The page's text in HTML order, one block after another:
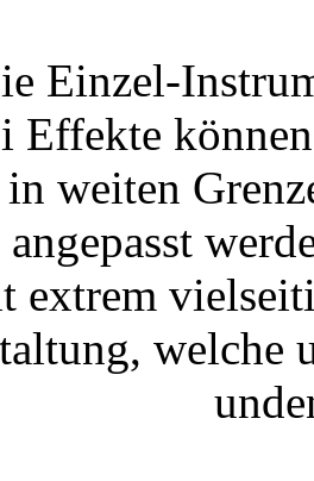
Einzel-
Effekte
in weiten
extrem
welche